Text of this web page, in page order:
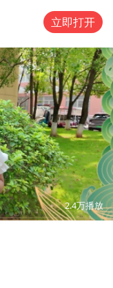
立即打开
02:24
2.4万播放